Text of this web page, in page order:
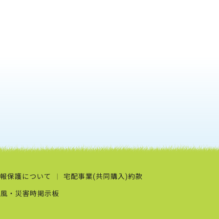
保護について 宅配事業(共同購入)約款
・災害時掲示板